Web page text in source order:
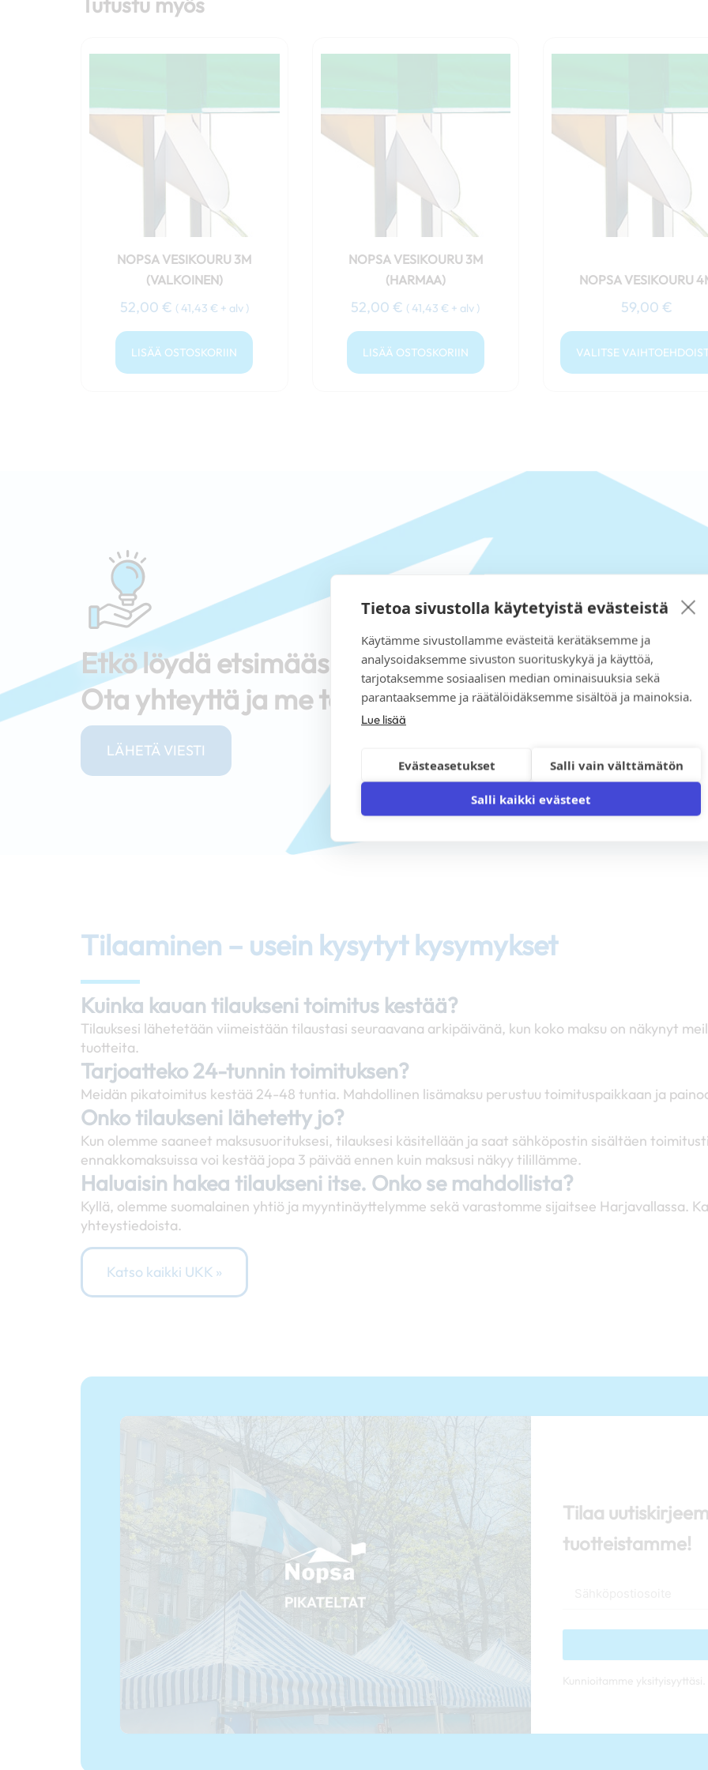
Tietoa sivustolla käytetyistä evästeistä
Käytämme sivustollamme evästeitä kerätäksemme ja
analysoidaksemme sivuston suorituskykyä ja käyttöä,
tarjotaksemme sosiaalisen median ominaisuuksia sekä
parantaaksemme ja räätälöidäksemme sisältöä ja mainoksia.
Lue lisää
Evästeasetukset Salli vain välttämätön
Salli kaikki evästeet
NOPSA VESIKOURU 3M
(VALKOINEN)
52,00 € (41,43 € + alv )
LISÄÄ OSTOSKORIIN
NOPSA VESIKOURU 3M
(HARMAA)
52,00€ (41,43 € + alv )
LISÄÄ OSTOSKORIIN
NOPSA VESIKOURU
59,00 €
VALITSE
useampi
tehdä
valinnat
tuotteen
Etkö löydä etsimääsi kaupastamme?
Ota yhteyttä ja me tarjoamme ratkaisun
LÄHETÄ VIESTI
Tilaaminen – usein kysytyt kysymykset
Kuinka kauan tilaukseni toimitus kestää?
Tilauksesi lähetetään viimeistään tilaustasi seuraavana arkipäivänä, kun koko maksu on näkynyt
tuotteita.
Tarjoatteko 24-tunnin toimituksen?
Meidän pikatoimitus kestää 24-48 tuntia. Mahdollinen lisämaksu perustuu toimituspaikkaan ja
Onko tilaukseni lähetetty jo?
Kun olemme saaneet maksusuorituksesi, tilauksesi käsitellään ja saat sähköpostin sisältäen
ennakkomaksuissa voi kestää jopa 3 päivää ennen kuin maksusi näkyy tilillämme.
Haluaisin hakea tilaukseni itse. Onko se mahdollista?
Kyllä, olemme suomalainen yhtiö ja myyntinäyttelymme sekä varastomme sijaitsee Harjavallassa.
yhteystiedoista.
Katso kaikki UKK »
Tilaa
tuotteistamme!